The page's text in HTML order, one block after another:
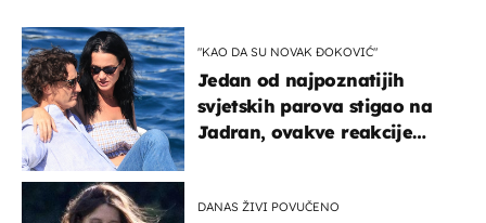
"KAO DA SU NOVAK ĐOKOVIĆ"
Jedan od najpoznatijih
svjetskih parova stigao na
Jadran, ovakve reakcije
DANAS ŽIVI POVUČENO